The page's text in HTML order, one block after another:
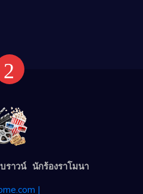
ราวน์ นักร้องราโมนา
|